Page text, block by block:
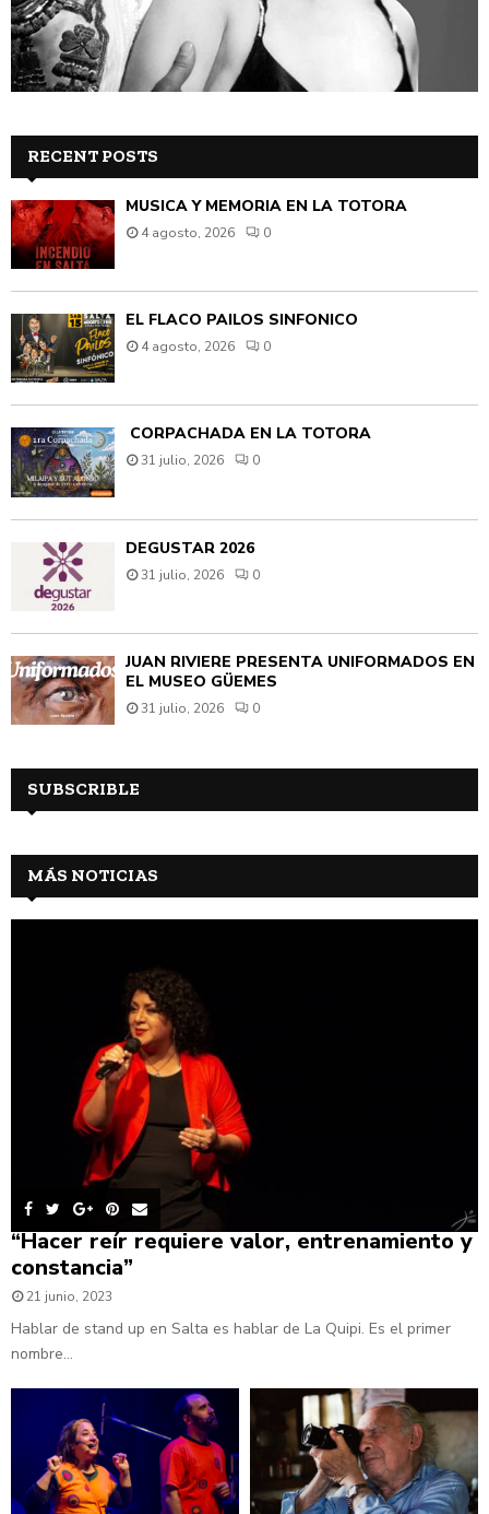
RECENT POSTS
MÚSICA Y MEMORIA EN LA TOTORA
4 agosto, 2026 0
EL FLACO PAILOS SINFÓNICO
4 agosto, 2026 0
CORPACHADA EN LA TOTORA
31 julio, 2026 0
DEGUSTAR 2026
31 julio, 2026 0
JUAN RIVIÈRE PRESENTA UNIFORMADOS EN
EL MUSEO GÜEMES
31 julio, 2026 0
SUBSCRIBLE
MÁS NOTICIAS
“Hacer reír requiere valor, entrenamiento y
constancia”
21 junio, 2023
Hablar de stand up en Salta es hablar de La Quipi. Es el primer
nombre...